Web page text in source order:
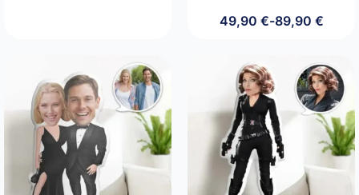
79,90 €
49,90 €-89,90 €
Rango
desde
49,90 €
hasta
89,90 €